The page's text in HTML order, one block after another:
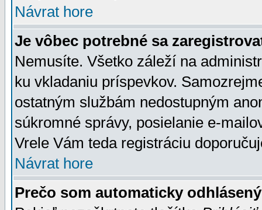
Návrat hore
Je vôbec potrebné sa
Nemusíte. Všetko záleží na
ku vkladaniu príspevkov.
ostatným službám nedostupným
súkromné správy, posielanie e-
Vrele Vám teda registráciu
Návrat hore
Prečo som automaticky